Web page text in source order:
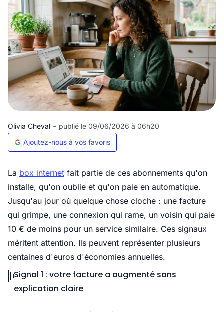
Olivia Cheval - publié le 09/06/2026 à 06h20
Ajoutez-nous à vos favoris
La box internet fait partie de ces abonnements qu'on
installe, qu'on oublie et qu'on paie en automatique.
Jusqu'au jour où quelque chose cloche : une facture
qui grimpe, une connexion qui rame, un voisin qui paie
10 € de moins pour un service similaire. Ces signaux
méritent attention. Ils peuvent représenter plusieurs
centaines d'euros d'économies annuelles.
Signal 1 : votre facture a augmenté sans
explication claire